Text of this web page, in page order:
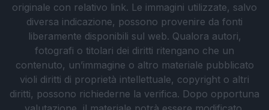
originale con relativo link. Le immagini utilizzate, salvo
diversa indicazione, possono provenire da fonti
liberamente disponibili sul web. Qualora autori,
fotografi o titolari dei diritti ritengano che un
contenuto, un’immagine o altro materiale pubblicato
violi diritti di proprietà intellettuale, copyright o altri
diritti, possono richiederne la verifica. Dopo opportuna